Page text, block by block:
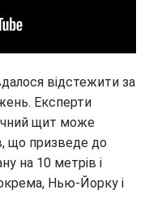
відстежити за
Експерти
щит може
що призведе до
на 10 метрів і
Нью-Йорку і